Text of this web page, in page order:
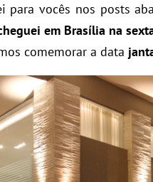
para vocês nos posts
em Brasília na
comemorar a data